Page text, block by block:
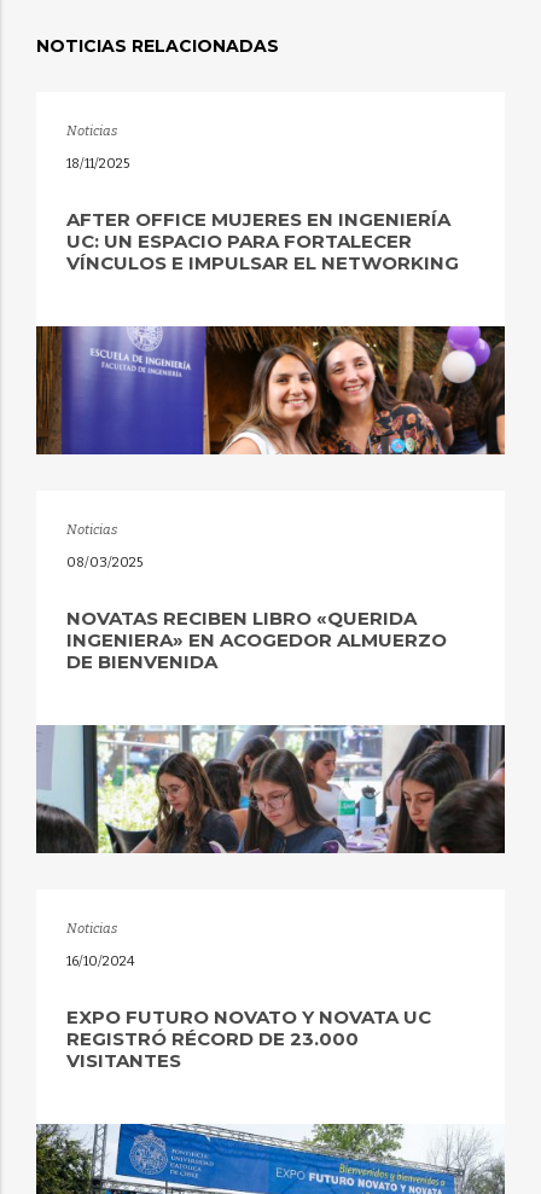
NOTICIAS RELACIONADAS
Noticias
18/11/2025
AFTER OFFICE MUJERES EN INGENIERÍA
UC: UN ESPACIO PARA FORTALECER
VÍNCULOS E IMPULSAR EL NETWORKING
Noticias
08/03/2025
NOVATAS RECIBEN LIBRO «QUERIDA
INGENIERA» EN ACOGEDOR ALMUERZO
DE BIENVENIDA
Noticias
16/10/2024
EXPO FUTURO NOVATO Y NOVATA UC
REGISTRÓ RÉCORD DE 23.000
VISITANTES